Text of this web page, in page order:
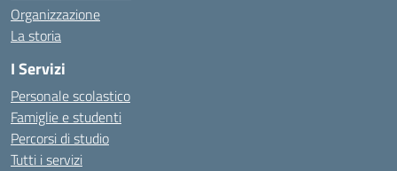
Organizzazione
La storia
I Servizi
Personale scolastico
Famiglie e studenti
Percorsi di studio
Tutti i servizi